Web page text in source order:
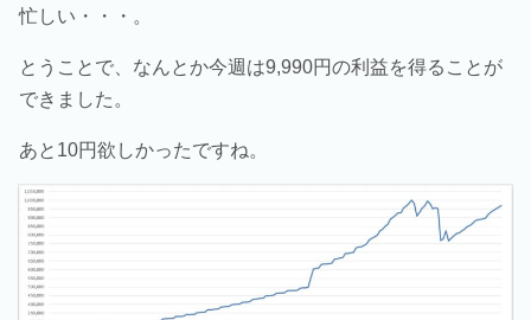
忙しい・・・。
とうことで、なんとか今週は9,990円の利益を得ることが
できました。
あと10円欲しかったですね。